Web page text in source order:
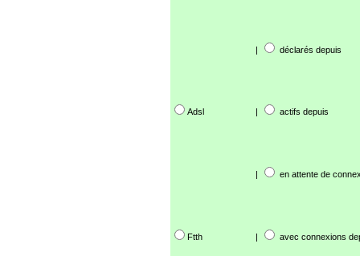
| déclarés depuis
Adsl | actifs depuis
| en attente de
Ftth | avec connexions